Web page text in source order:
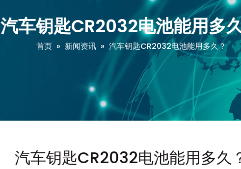
汽车钥匙CR2032电池能用多
首页 » 新闻资讯 » 汽车钥匙CR2032电池能用多久？
汽车钥匙CR2032电池能用多久